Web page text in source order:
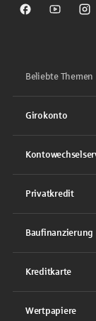
Sparkasse auf
Beliebte Themen
Girokonto
Privatkredit
Baufinanzierung
Kreditkarte
Wertpapiere